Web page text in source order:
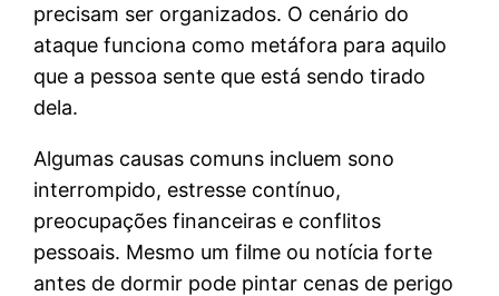
precisam ser organizados. O cenário do
ataque funciona como metáfora para aquilo
que a pessoa sente que está sendo tirado
dela.
Algumas causas comuns incluem sono
interrompido, estresse contínuo,
preocupações financeiras e conflitos
pessoais. Mesmo um filme ou notícia forte
antes de dormir pode pintar cenas de perigo